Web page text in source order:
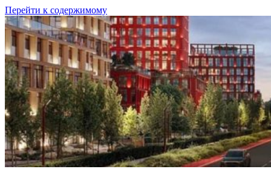
Перейти к содержимому